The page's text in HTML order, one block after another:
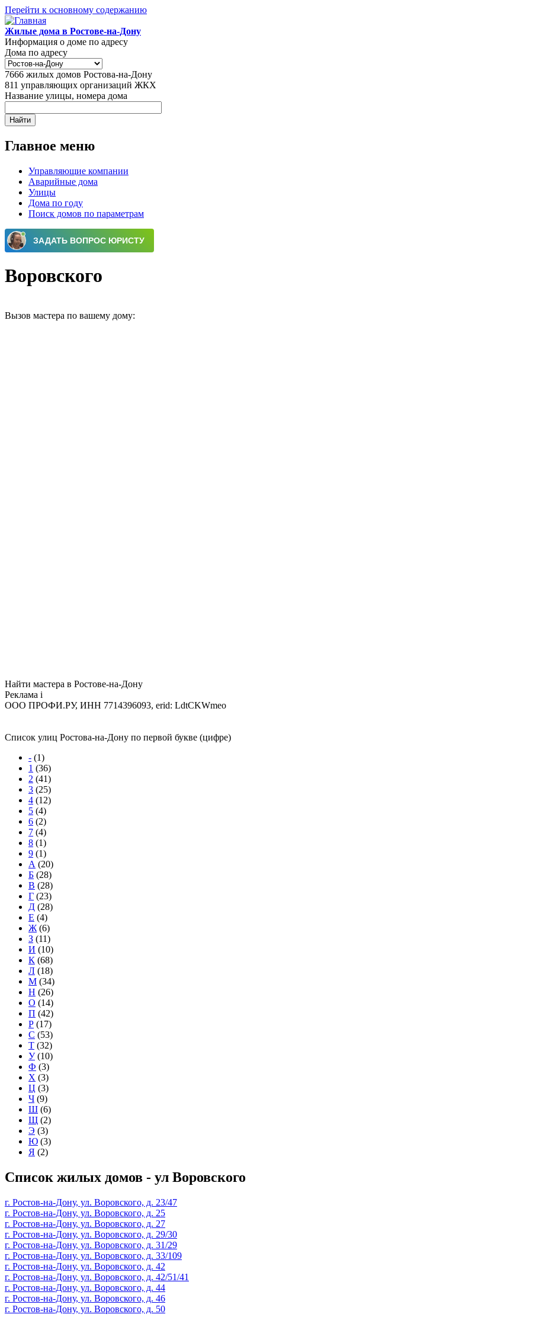
Перейти к основному содержанию
Жилые дома в Ростове-на-Дону
Информация о доме по адресу
Дома по адресу
7666 жилых домов Ростова-на-Дону
811 управляющих организаций ЖКХ
Название улицы, номера дома
Главное меню
Управляющие компании
Аварийные дома
Улицы
Дома по году
Поиск домов по параметрам
Воровского
Вызов мастера по вашему дому:
Найти мастера в Ростове-на-Дону
Реклама i
ООО ПРОФИ.РУ, ИНН 7714396093, erid: LdtCKWmeo
Список улиц Ростова-на-Дону по первой букве (цифре)
- (1)
1 (36)
2 (41)
3 (25)
4 (12)
5 (4)
6 (2)
7 (4)
8 (1)
9 (1)
А (20)
Б (28)
В (28)
Г (23)
Д (28)
Е (4)
Ж (6)
З (11)
И (10)
К (68)
Л (18)
М (34)
Н (26)
О (14)
П (42)
Р (17)
С (53)
Т (32)
У(10)
Ф (3)
Х (3)
Ц (3)
Ч (9)
Ш (6)
Щ (2)
Э (3)
Ю (3)
Я (2)
Список жилых домов - ул Воровского
г. Ростов-на-Дону, ул. Воровского, д. 23/47
г. Ростов-на-Дону, ул. Воровского, д. 25
г. Ростов-на-Дону, ул. Воровского, д. 27
г. Ростов-на-Дону, ул. Воровского, д. 29/30
г. Ростов-на-Дону, ул. Воровского, д. 31/29
г. Ростов-на-Дону, ул. Воровского, д. 33/109
г. Ростов-на-Дону, ул. Воровского, д. 42
г. Ростов-на-Дону, ул. Воровского, д. 42/51/41
г. Ростов-на-Дону, ул. Воровского, д. 44
г. Ростов-на-Дону, ул. Воровского, д. 46
г. Ростов-на-Дону, ул. Воровского, д. 50